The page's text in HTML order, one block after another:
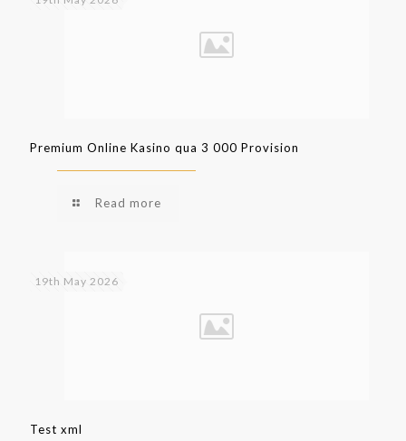
Premium Online Kasino qua 3 000 Provision
Read more
19th May 2026
Test xml